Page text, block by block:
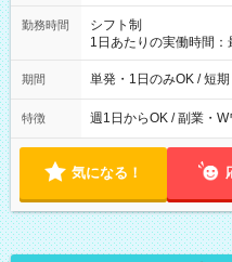
円（役割手当＋100円）×6
間】試用期間なし
勤務時間
シフト制
1日あたりの実働時間
間は 試験により異な
期間 単発・1日のみOK / 短期
特徴 週1日からOK / 副業・
気になる！